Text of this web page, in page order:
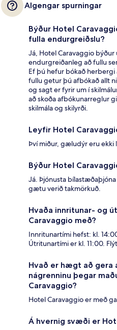
Algengar spurningar
Býður Hotel
fulla endurgreiðslu?
Já, Hotel Caravaggio
endurgreiðanleg að fullu
Ef þú hefur bókað
fullu getur þú afbókað allt
og sagt er fyrir um í
að skoða afbókunarreglur
skilmála og skilyrði.
Leyfir Hotel
Því miður, gæludýr eru ekki
Býður Hotel
Já. Þjónusta
gætu verið takmörkuð.
Hvaða innritunar- og
Caravaggio með?
Innritunartími hefst: kl.
Útritunartími er kl. 11:00.
Hvað er hægt að gera
nágrenninu þegar
Caravaggio?
Hotel Caravaggio er með
Á hvernig svæði er